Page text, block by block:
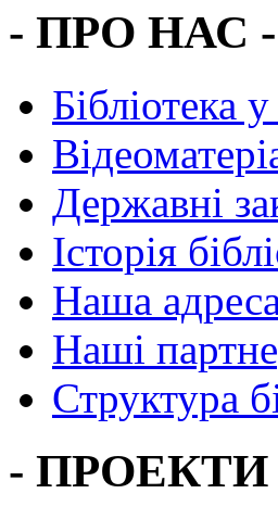
- ПРО НАС -
Бібліотека
Державні
Історія
Наша
Наші
Структура
- ПРОЕКТИ